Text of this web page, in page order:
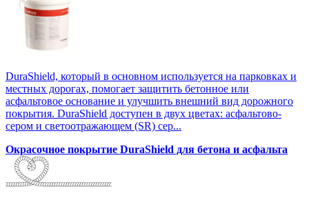
DuraShield, который в основном используется на парковках и
местных дорогах, помогает защитить бетонное или
асфальтовое основание и улучшить внешний вид дорожного
покрытия. DuraShield доступен в двух цветах: асфальтово-
сером и светоотражающем (SR) сер...
Окрасочное покрытие DuraShield для бетона и асфальта